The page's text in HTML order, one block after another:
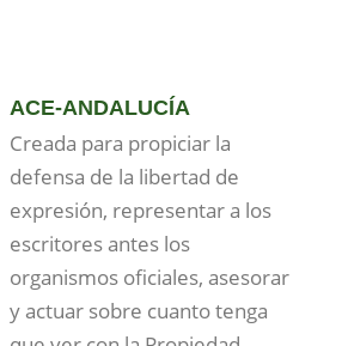
ACE-ANDALUCÍA
Creada para propiciar la
defensa de la libertad de
expresión, representar a los
escritores antes los
organismos oficiales, asesorar
y actuar sobre cuanto tenga